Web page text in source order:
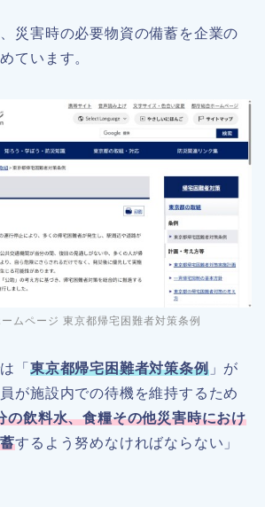
災害時の必要物資の備蓄を企業の
ています。
ムページ 東京都帰宅困難者対策条例
「 東京都帰宅困難者対策条例」が
が施設内での待機を維持するため
の飲料水、食糧その他災害時におけ
するよう努めなければならない」